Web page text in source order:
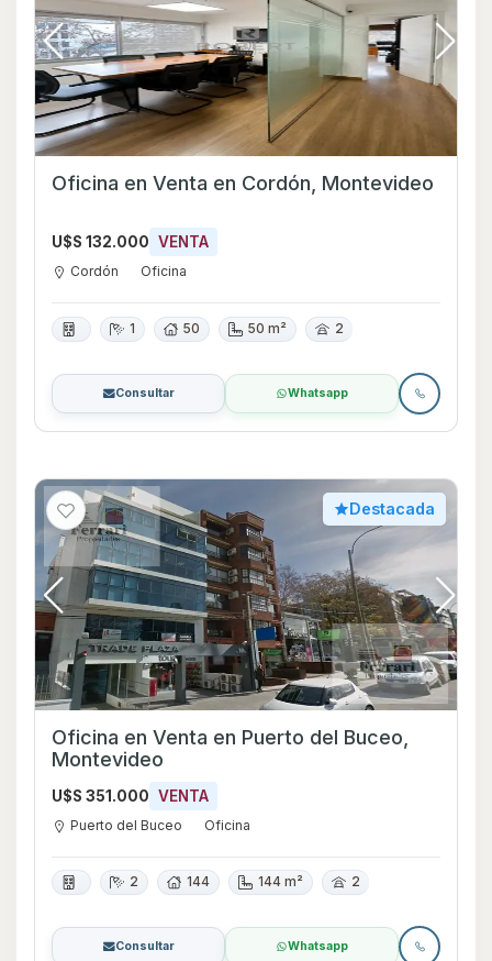
Oficina en Venta en Cordón, Montevideo
U$S 132.000 VENTA
Cordón Oficina
1 50 50 m² 2
Consultar Whatsapp
Destacada
Oficina en Venta en Puerto del Buceo,
Montevideo
U$S 351.000 VENTA
Puerto del Buceo Oficina
2 144 144 m² 2
Consultar Whatsapp